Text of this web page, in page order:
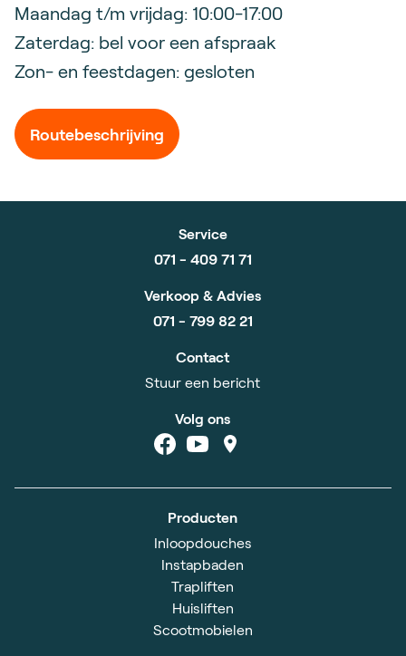
Maandag t/m vrijdag: 10:00-17:00
Zaterdag: bel voor een afspraak
Zon- en feestdagen: gesloten
Routebeschrijving
Service
071 - 409 71 71
Verkoop & Advies
071 - 799 82 21
Contact
Stuur een bericht
Volg ons
Producten
Inloopdouches
Instapbaden
Trapliften
Huisliften
Scootmobielen